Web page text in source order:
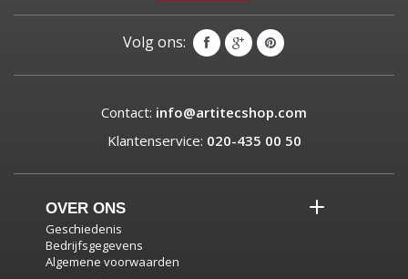
Volg ons:
Contact: info@artitecshop.com
Klantenservice: 020-435 00 50
OVER ONS
Geschiedenis
Bedrijfsgegevens
Algemene voorwaarden